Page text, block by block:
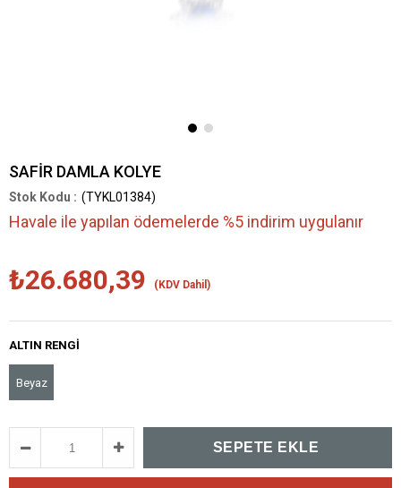
SAFİR DAMLA KOLYE
(TYKL01384)
Havale ile yapılan ödemelerde %5 indirim uygulanır
₺26.680,39 (KDV Dahil)
ALTIN RENGI
Beyaz